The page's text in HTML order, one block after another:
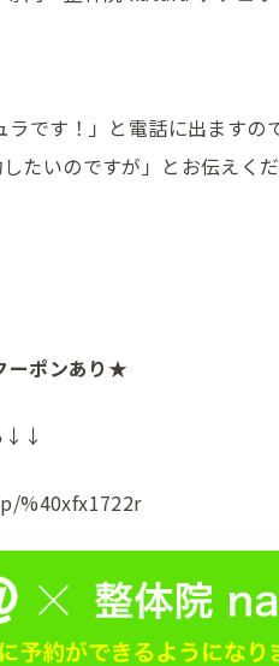
ラです！」と電話に出ますの
したいのですが」とお伝えく
ーポンあり★
↓↓
%40xfx1722r